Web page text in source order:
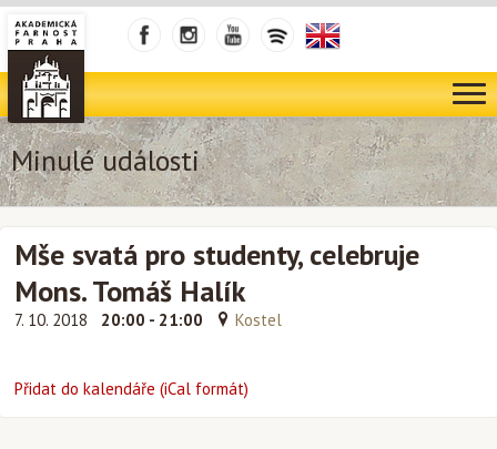
Minulé události
Mše svatá pro studenty, celebruje
Mons. Tomáš Halík
7. 10. 2018 20:00 - 21:00 Kostel
Přidat do kalendáře (iCal formát)